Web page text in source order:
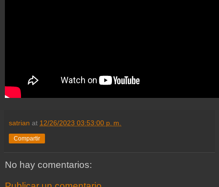
satrian at 12/26/2023 03:53:00 p. m.
Compartir
No hay comentarios: